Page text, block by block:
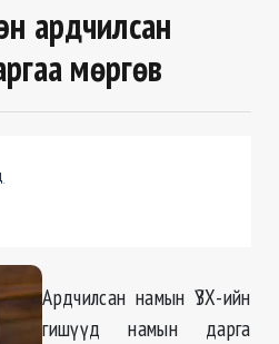
ардчилсан
мөргөв
Ардчилсан намын ҮЗХ-ийн
гишүүд намын дарга